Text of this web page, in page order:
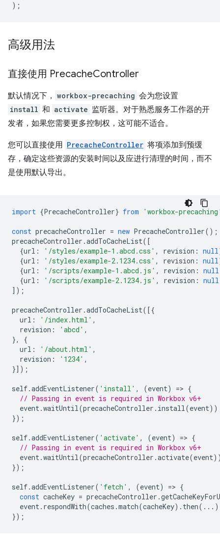
);
高级用法
直接使用 PrecacheController
默认情况下， workbox-precaching 会为您设置
install 和 activate 监听器。对于熟悉服务工作器的开
发者，如果您需要更多控制权，这可能不适合。
您可以直接使用 PrecacheController 将项添加到预缓
存，确定这些资源的安装时间以及应进行清理的时间，而不
是使用默认导出。
import {PrecacheController} from 'workbox-
const precacheController = new PrecacheController();
precacheController .addToCacheList([
{url : '/styles/example-1.abcd.css' , revision : null
{url : '/styles/example-2.1234.css' , revision : null
{url : '/scripts/example-1.abcd.js' , revision : null
{url : '/scripts/example-2.1234.js' , revision : null
]);
precacheController .addToCacheList([{
url : '/index.html' ,
revision : 'abcd' ,
},
{
url : '/about.html' ,
revision : '1234' ,
}]);
self.addEventListener( 'install' , (event) => {
// Passing in event is required in Workbox v6+
event.waitUntil(precacheController . install(event
});
self.addEventListener( 'activate' , (event) => {
// Passing in event is required in Workbox v6+
event.waitUntil(precacheController .activate(event
});
self.addEventListener( 'fetch' , (event) => {
const cacheKey = precacheController .
event. respondWith(caches .match(cacheKey). then
});